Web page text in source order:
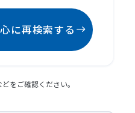
に再検索する
をご確認ください。